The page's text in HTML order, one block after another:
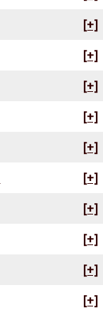
[+]
[+]
[+]
[+]
[+]
[+]
[+]
[+]
[+]
[+]